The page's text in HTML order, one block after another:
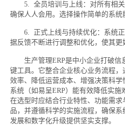
5. 全员培训与上线：对所有相关
确保人人会用。选择操作简单的系统
6. 正式上线与持续优化：系统正
据反馈不断进行调整和优化，使其更
生产管理ERP是中小企业打破信
键工具。它整合企业核心业务流程
效率、降低运营成本、增强决策科
系统（如易呈ERP）能有效降低实
在选型时应结合行业特性、功能需
品，并遵循科学的实施流程，确保
发展和数字化升级提供坚实支撑。